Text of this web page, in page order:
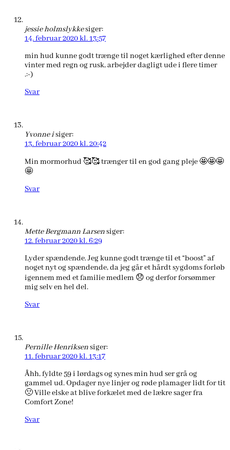
jessie holmslykkesiger:
14. februar 2020 kl. 13:57
min hud kunne godt trænge til noget kærlighed efter denne
vinter med regn og rusk, arbejder dagligt ude i flere timer
.:-)
Svar
Yvonne isiger:
13. februar 2020 kl. 20:42
Min mormorhud 🥰🥰 trænger til en god gang pleje 🤩🤩🤩
🤩
Svar
Mette Bergmann Larsensiger:
12. februar 2020 kl. 6:29
Lyder spændende. Jeg kunne godt trænge til et “boost” af
noget nyt og spændende, da jeg går et hårdt sygdoms forløb
igennem med et familie medlem 😞 og derfor forsømmer
mig selv en hel del.
Svar
Pernille Henriksensiger:
11. februar 2020 kl. 13:17
Åhh, fyldte 59 i lørdags og synes min hud ser grå og
gammel ud. Opdager nye linjer og røde plamager lidt for tit
🙁 Ville elske at blive forkælet med de lækre sager fra
Comfort Zone!
Svar